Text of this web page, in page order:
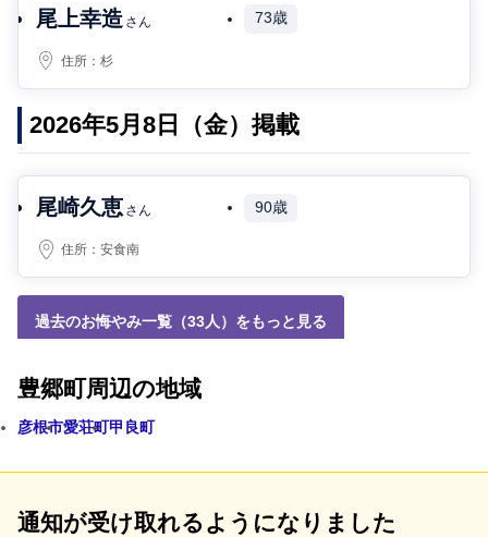
尾上幸造 さん 73歳
住所：杉
2026年5月8日（金）掲載
尾崎久恵 さん 90歳
住所：安食南
過去のお悔やみ一覧（33人）をもっと見る
豊郷町周辺の地域
彦根市愛荘町甲良町
通知が受け取れるようになりました